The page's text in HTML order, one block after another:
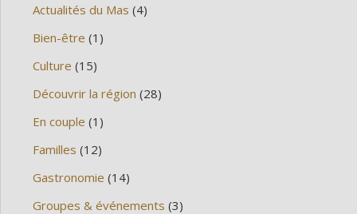
Actualités du Mas (4)
Bien-être (1)
Culture (15)
Découvrir la région (28)
En couple (1)
Familles (12)
Gastronomie (14)
Groupes & événements (3)